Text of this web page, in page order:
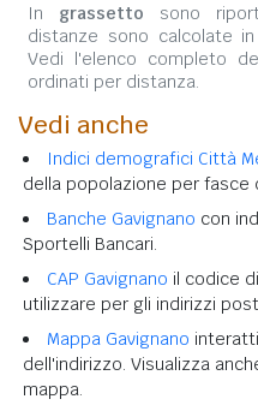
In grassetto sono
distanze sono calcolate
Vedi l'elenco completo
ordinati per distanza.
Vedi anche
Indici demografici Città
della popolazione per fasce
Banche Gavignano con
Sportelli Bancari.
CAP Gavignano il codice
utilizzare per gli indirizzi
Mappa Gavignano
dell'indirizzo. Visualizza
mappa.